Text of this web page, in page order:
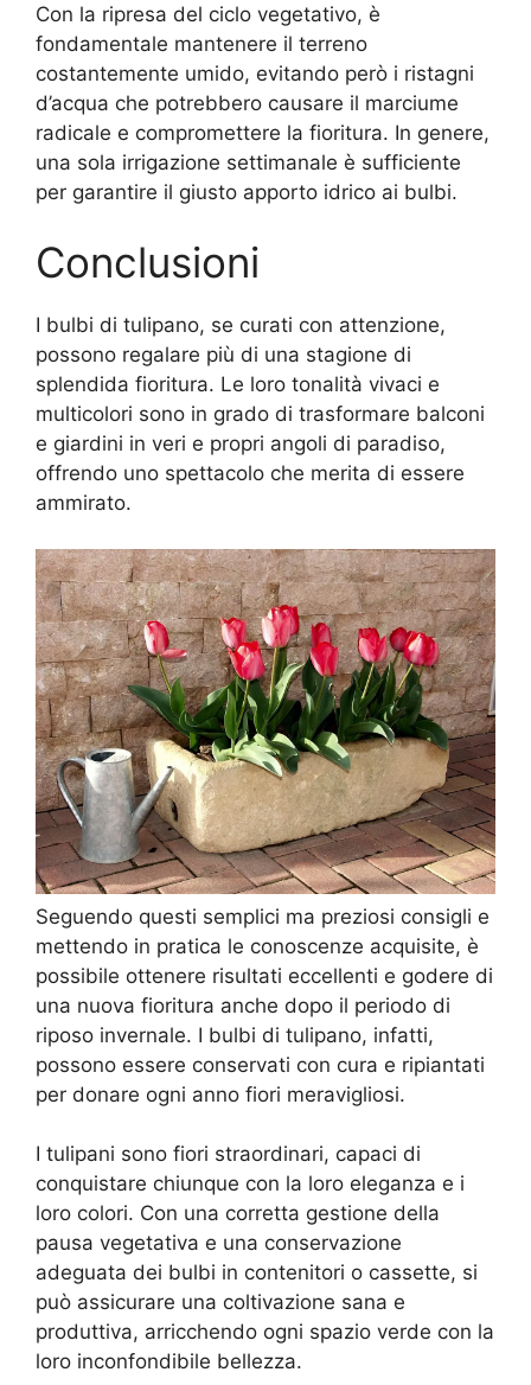
Con la ripresa del ciclo vegetativo, è
fondamentale mantenere il terreno
costantemente umido, evitando però i ristagni
d’acqua che potrebbero causare il marciume
radicale e compromettere la fioritura. In genere,
una sola irrigazione settimanale è sufficiente
per garantire il giusto apporto idrico ai bulbi.
Conclusioni
I bulbi di tulipano, se curati con attenzione,
possono regalare più di una stagione di
splendida fioritura. Le loro tonalità vivaci e
multicolori sono in grado di trasformare balconi
e giardini in veri e propri angoli di paradiso,
offrendo uno spettacolo che merita di essere
ammirato.
Seguendo questi semplici ma preziosi consigli e
mettendo in pratica le conoscenze acquisite, è
possibile ottenere risultati eccellenti e godere di
una nuova fioritura anche dopo il periodo di
riposo invernale. I bulbi di tulipano, infatti,
possono essere conservati con cura e ripiantati
per donare ogni anno fiori meravigliosi.
I tulipani sono fiori straordinari, capaci di
conquistare chiunque con la loro eleganza e i
loro colori. Con una corretta gestione della
pausa vegetativa e una conservazione
adeguata dei bulbi in contenitori o cassette, si
può assicurare una coltivazione sana e
produttiva, arricchendo ogni spazio verde con la
loro inconfondibile bellezza.